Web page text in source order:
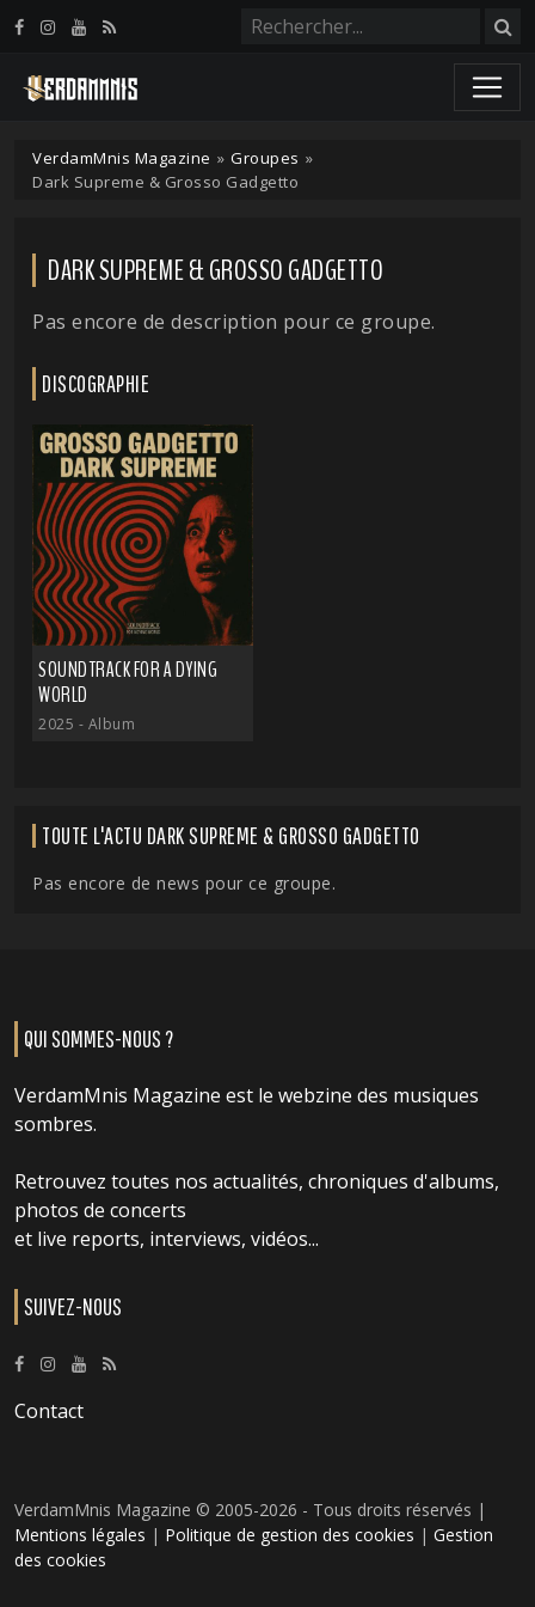
VerdamMnis Magazine » Groupes »
Dark Supreme & Grosso Gadgetto
DARK SUPREME & GROSSO GADGETTO
Pas encore de description pour ce groupe.
DISCOGRAPHIE
SOUNDTRACK FOR A DYING
WORLD
2025 - Album
TOUTE L'ACTU DARK SUPREME & GROSSO GADGETTO
Pas encore de news pour ce groupe.
QUI SOMMES-NOUS ?
VerdamMnis Magazine est le webzine des musiques
sombres.
Retrouvez toutes nos actualités, chroniques d'albums,
photos de concerts
et live reports, interviews, vidéos...
SUIVEZ-NOUS
Contact
VerdamMnis Magazine © 2005-2026 - Tous droits réservés |
Mentions légales | Politique de gestion des cookies | Gestion
des cookies
Panneau de gestion des cookies